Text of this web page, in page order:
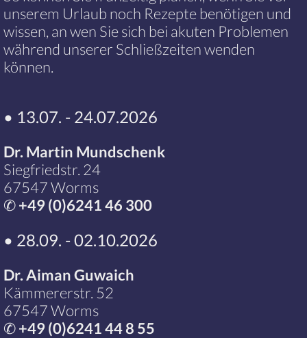
unserem Urlaub noch Rezepte benötigen und
wissen, an wen Sie sich bei akuten Problemen
während unserer Schließzeiten wenden
können.
• 13.07. - 24.07.2026
Dr. Martin Mundschenk
Siegfriedstr. 24
67547 Worms
✆+49 (0)6241 46 300
• 28.09. - 02.10.2026
Dr. Aiman Guwaich
Kämmererstr. 52
67547 Worms
✆+49 (0)6241 44 8 55